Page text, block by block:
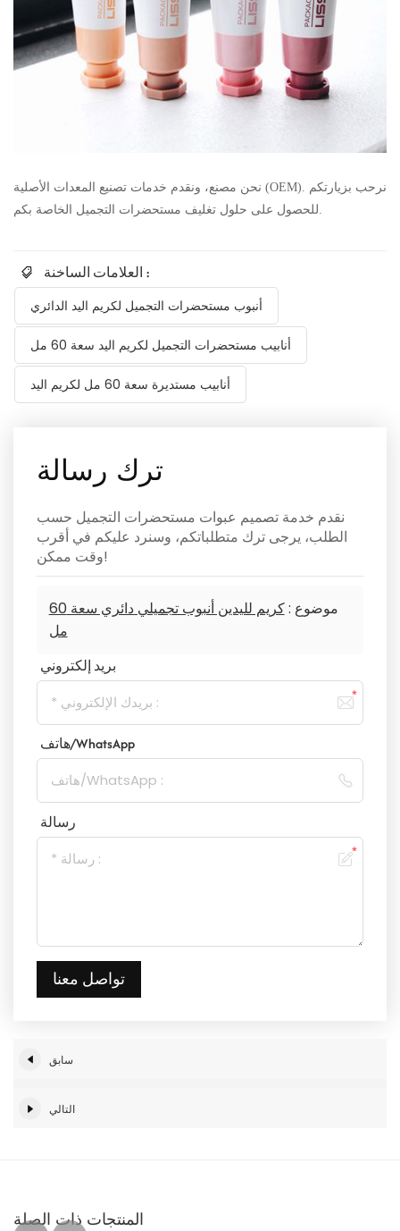
نحن مصنع، ونقدم خدمات تصنيع المعدات الأصلية (OEM). نرحب بزيارتكم
العلامات الساخنة :
أنبوب مستحضرات التجميل لكريم اليد الدائري
أنابيب مستحضرات التجميل لكريم اليد سعة 60 مل
أنابيب مستديرة سعة 60 مل لكريم اليد
ترك رسالة
نقدم خدمة تصميم عبوات مستحضرات التجميل حسب
الطلب، يرجى ترك متطلباتكم، وسنرد عليكم في أقرب
وقت ممكن!
موضوع :
كريم لليدين أنبوب تجميلي دائري سعة 60
مل
بريد إلكتروني
هاتف/WhatsApp
رسالة
تواصل معنا
سابق
التالي
المنتجات ذات الصلة